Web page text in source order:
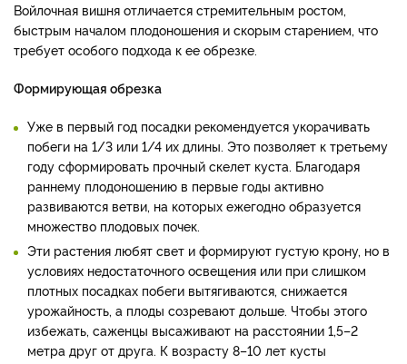
Войлочная вишня отличается стремительным ростом,
быстрым началом плодоношения и скорым старением, что
требует особого подхода к ее обрезке.
Формирующая обрезка
Уже в первый год посадки рекомендуется укорачивать
побеги на 1/3 или 1/4 их длины. Это позволяет к третьему
году сформировать прочный скелет куста. Благодаря
раннему плодоношению в первые годы активно
развиваются ветви, на которых ежегодно образуется
множество плодовых почек.
Эти растения любят свет и формируют густую крону, но в
условиях недостаточного освещения или при слишком
плотных посадках побеги вытягиваются, снижается
урожайность, а плоды созревают дольше. Чтобы этого
избежать, саженцы высаживают на расстоянии 1,5–2
метра друг от друга. К возрасту 8–10 лет кусты